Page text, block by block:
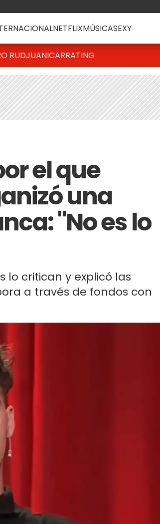
NETFLIXMÚSICASEXY
RUDJUANICARRATING
el que
una
"No es lo
lo critican y explicó las
a través de fondos con